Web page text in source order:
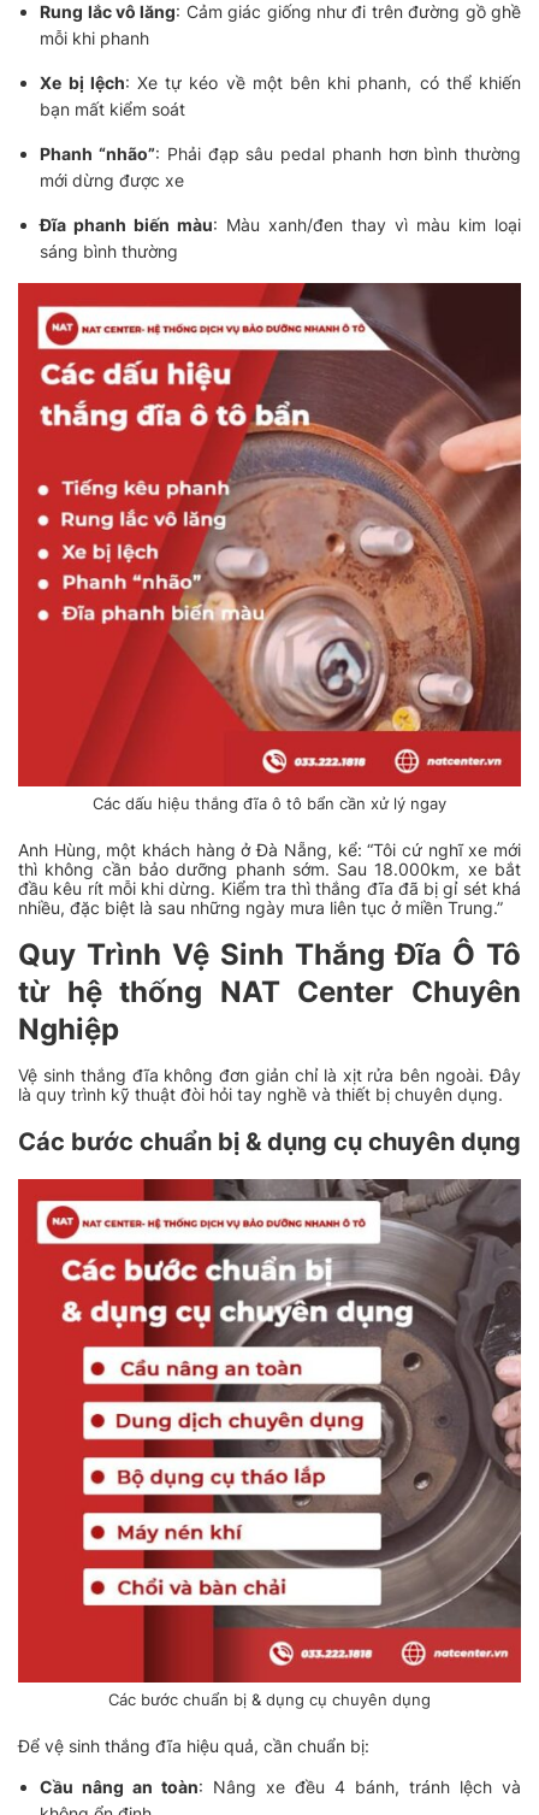
Rung lắc vô lăng: Cảm giác giống như đi trên đường gồ ghề
mỗi khi phanh
Xe bị lệch: Xe tự kéo về một bên khi phanh, có thể khiến
bạn mất kiểm soát
Phanh “nhão”: Phải đạp sâu pedal phanh hơn bình thường
mới dừng được xe
Đĩa phanh biến màu: Màu xanh/đen thay vì màu kim loại
sáng bình thường
Các dấu hiệu thắng đĩa ô tô bẩn cần xử lý ngay
Anh Hùng, một khách hàng ở Đà Nẵng, kể: “Tôi cứ nghĩ xe mới
thì không cần bảo dưỡng phanh sớm. Sau 18.000km, xe bắt
đầu kêu rít mỗi khi dừng. Kiểm tra thì thắng đĩa đã bị gỉ sét khá
nhiều, đặc biệt là sau những ngày mưa liên tục ở miền Trung.”
Quy Trình Vệ Sinh Thắng Đĩa Ô Tô
từ hệ thống NAT Center Chuyên
Nghiệp
Vệ sinh thắng đĩa không đơn giản chỉ là xịt rửa bên ngoài. Đây
là quy trình kỹ thuật đòi hỏi tay nghề và thiết bị chuyên dụng.
Các bước chuẩn bị & dụng cụ chuyên dụng
Các bước chuẩn bị & dụng cụ chuyên dụng
Để vệ sinh thắng đĩa hiệu quả, cần chuẩn bị:
Cầu nâng an toàn: Nâng xe đều 4 bánh, tránh lệch và